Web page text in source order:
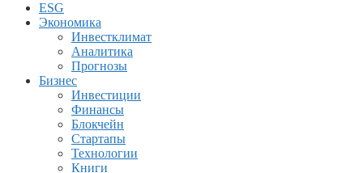
ESG
Экономика
Инвестклимат
Аналитика
Прогнозы
Бизнес
Инвестиции
Финансы
Блокчейн
Стартапы
Технологии
Книги